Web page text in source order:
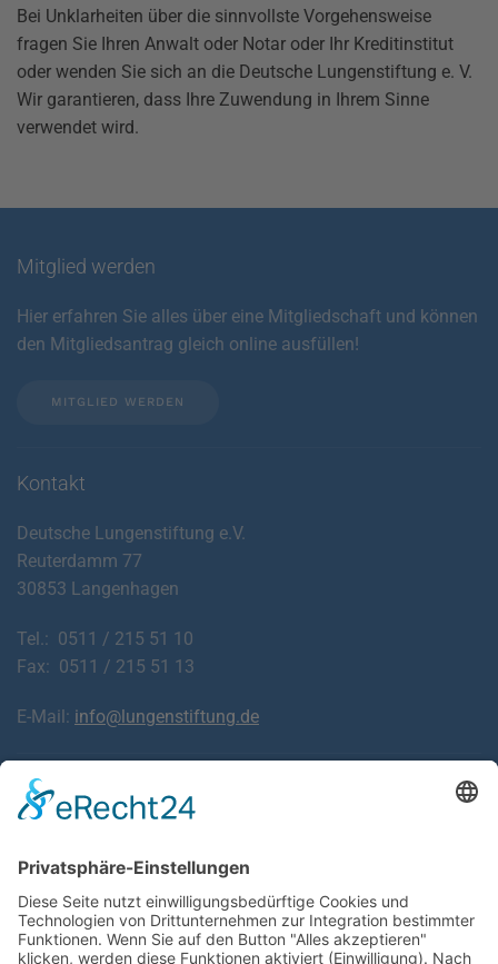
Bei Unklarheiten über die sinnvollste Vorgehensweise
fragen Sie Ihren Anwalt oder Notar oder Ihr Kreditinstitut
oder wenden Sie sich an die Deutsche Lungenstiftung e. V.
Wir garantieren, dass Ihre Zuwendung in Ihrem Sinne
verwendet wird.
Mitglied werden
Hier erfahren Sie alles über eine Mitgliedschaft und können
den Mitgliedsantrag gleich online ausfüllen!
MITGLIED WERDEN
Kontakt
Deutsche Lungenstiftung e.V.
Reuterdamm 77
30853 Langenhagen
Tel.: 0511 / 215 51 10
Fax: 0511 / 215 51 13
E-Mail: info@lungenstiftung.de
Downloads
Atemwege und Lunge sowie den häufigsten Beschwerden
kostenlos herunter.
ZU DEN FALTBLÄTTERN